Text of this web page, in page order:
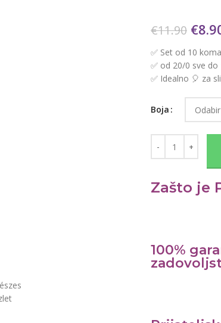
€11.90 €
✅ Set od 10
✅ od 20/0 sve
✅ Idealno 🎈 za
Boja
Zašto je
100%